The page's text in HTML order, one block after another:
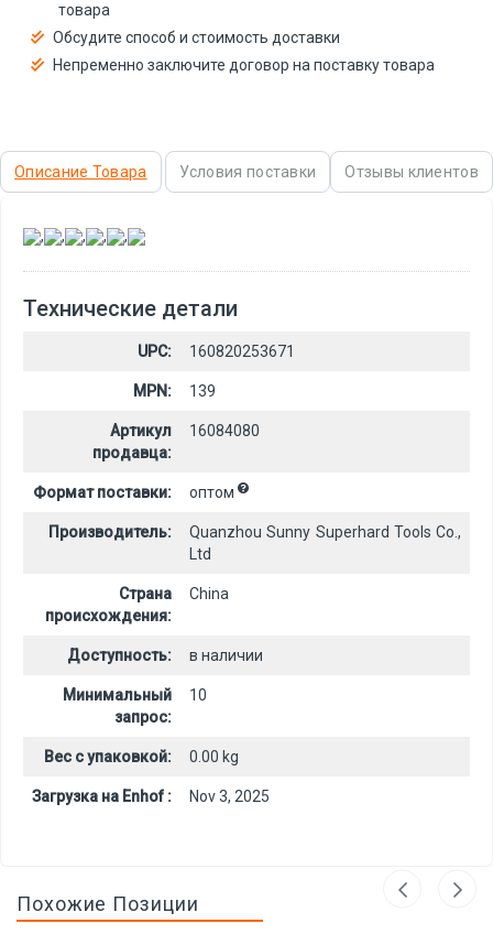
товара
Обсудите способ и стоимость доставки
Непременно заключите договор на поставку товара
Описание Товара Условия поставки Отзывы клиентов
, , , , ,
Технические детали
UPC: 160820253671
MPN: 139
Артикул
продавца:
16084080
Формат поставки: оптом
Производитель:
Quanzhou Sunny Superhard Tools Co.,
Ltd
Страна
происхождения:
China
Доступность: в наличии
Минимальный
запрос:
10
Вес с упаковкой: 0.00 kg
Загрузка на Enhof : Nov 3, 2025
Похожие Позиции